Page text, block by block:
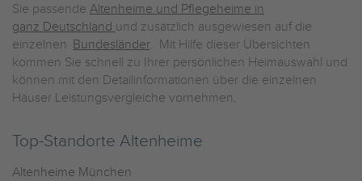
Sie passende Altenheime und Pflegeheime in
ganz Deutschland und zusätzlich ausgewiesen auf die
einzelnen Bundesländer. Mit Hilfe dieser Übersichten
kommen Sie schnell zu Ihrer persönlichen Heimauswahl und
können mit den Detailinformationen über die einzelnen
Häuser Leistungsvergleiche vornehmen.
Top-Standorte Altenheime
Altenheime München